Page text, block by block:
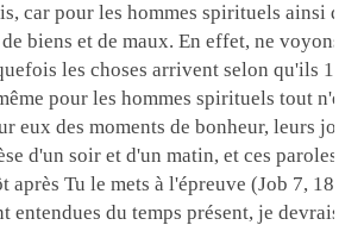
car pour les hommes spirituels ainsi
biens et de maux. En effet, ne voyons-
les choses arrivent selon qu'ils 1e
pour les hommes spirituels tout
eux des moments de bonheur, leurs
d'un soir et d'un matin, et ces paroles
après Tu le mets à l'épreuve (Job 7, 18)
entendues du temps présent, je devrais